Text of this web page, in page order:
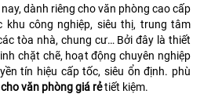
dành riêng cho văn phòng cao cấp
khu công nghiệp, siêu thị, trung tâm
tòa nhà, chung cư… Bởi đây là thiết
chặt chẽ, hoạt động chuyên nghiệp
tín hiệu cấp tốc, siêu ổn định. phù
văn phòng giá rẻtiết kiệm.